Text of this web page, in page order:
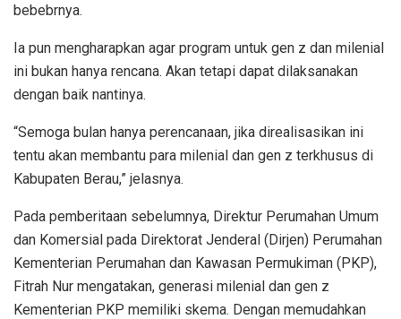
bebebrnya.
Ia pun mengharapkan agar program untuk gen z dan milenial
ini bukan hanya rencana. Akan tetapi dapat dilaksanakan
dengan baik nantinya.
“Semoga bulan hanya perencanaan, jika direalisasikan ini
tentu akan membantu para milenial dan gen z terkhusus di
Kabupaten Berau,” jelasnya.
Pada pemberitaan sebelumnya, Direktur Perumahan Umum
dan Komersial pada Direktorat Jenderal (Dirjen) Perumahan
Kementerian Perumahan dan Kawasan Permukiman (PKP),
Fitrah Nur mengatakan, generasi milenial dan gen z
Kementerian PKP memiliki skema. Dengan memudahkan